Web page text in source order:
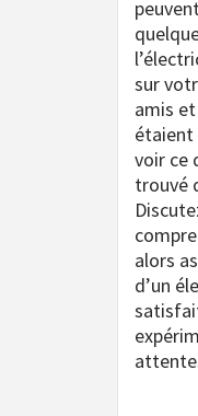
sur
amis
étaient
voir ce
trouvé
alors
d’un